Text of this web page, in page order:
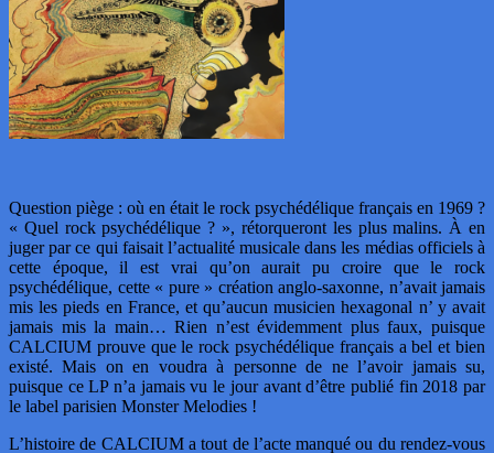
Question piège : où en était le rock psychédélique français en 1969 ?
« Quel rock psychédélique ? », rétorqueront les plus malins. À en
juger par ce qui faisait l’actualité musicale dans les médias officiels à
cette époque, il est vrai qu’on aurait pu croire que le rock
psychédélique, cette « pure » création anglo-saxonne, n’avait jamais
mis les pieds en France, et qu’aucun musicien hexagonal n’ y avait
jamais mis la main… Rien n’est évidemment plus faux, puisque
CALCIUM prouve que le rock psychédélique français a bel et bien
existé. Mais on en voudra à personne de ne l’avoir jamais su,
puisque ce LP n’a jamais vu le jour avant d’être publié fin 2018 par
le label parisien Monster Melodies !
L’histoire de CALCIUM a tout de l’acte manqué ou du rendez-vous